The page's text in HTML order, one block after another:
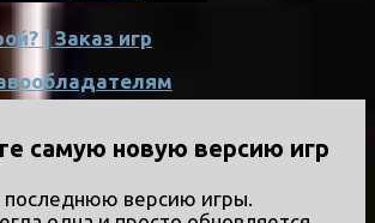
| Заказ игр
самую новую версию игр
последнюю версию игры.